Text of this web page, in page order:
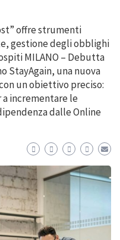
offre strumenti
gestione degli obblighi
MILANO – Debutta
StayAgain, una nuova
un obiettivo preciso:
incrementare le
dalle Online